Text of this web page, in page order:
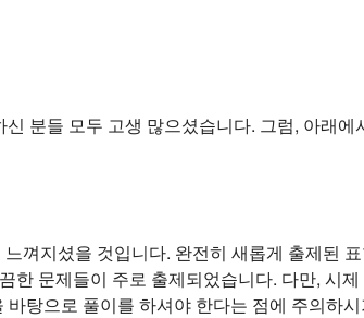
분들 모두 고생 많으셨습니다. 그럼, 아래에
껴지셨을 것입니다. 완전히 새롭게 출제된
문제들이 주로 출제되었습니다. 다만, 시제
탕으로 풀이를 하셔야 한다는 점에 주의하